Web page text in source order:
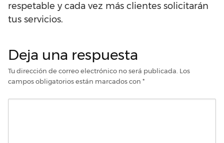
respetable y cada vez más clientes solicitarán
tus servicios.
Deja una respuesta
Tu dirección de correo electrónico no será publicada. Los
campos obligatorios están marcados con *